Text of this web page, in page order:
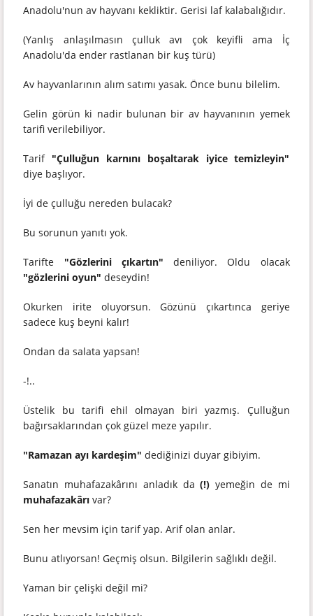
Anadolu'nun av hayvanı kekliktir. Gerisi laf kalabalığıdır.
(Yanlış anlaşılmasın çulluk avı çok keyifli ama İç
Anadolu'da ender rastlanan bir kuş türü)
Av hayvanlarının alım satımı yasak. Önce bunu bilelim.
Gelin görün ki nadir bulunan bir av hayvanının yemek
tarifi verilebiliyor.
Tarif"Çulluğun karnını boşaltarak iyice temizleyin"
diye başlıyor.
İyi de çulluğu nereden bulacak?
Bu sorunun yanıtı yok.
Tarifte "Gözlerini çıkartın"deniliyor. Oldu olacak
"gözlerini oyun" deseydin!
Okurken irite oluyorsun. Gözünü çıkartınca geriye
sadece kuş beyni kalır!
Ondan da salata yapsan!
-!..
Üstelik bu tarifi ehil olmayan biri yazmış. Çulluğun
bağırsaklarından çok güzel meze yapılır.
"Ramazan ayı kardeşim" dediğinizi duyar gibiyim.
Sanatın muhafazakârını anladık da(!) yemeğin de mi
muhafazakârıvar?
Sen her mevsim için tarif yap. Arif olan anlar.
Bunu atlıyorsan! Geçmiş olsun. Bilgilerin sağlıklı değil.
Yaman bir çelişki değil mi?